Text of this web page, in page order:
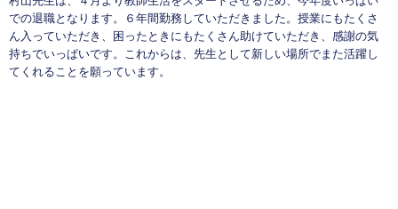
での退職となります。６年間勤務していただきました。授業にもたくさ
ん入っていただき、困ったときにもたくさん助けていただき、感謝の気
持ちでいっぱいです。これからは、先生として新しい場所でまた活躍し
てくれることを願っています。